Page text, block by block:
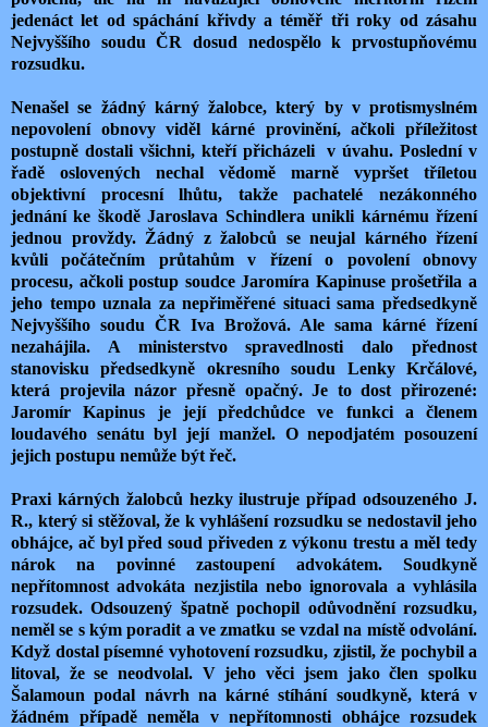
jedenáct let od spáchání křivdy a téměř tři roky od zásahu
Nejvyššího soudu ČR dosud nedospělo k prvostupňovému
rozsudku.
Nenašel se žádný kárný žalobce, který by v protismyslném
nepovolení obnovy viděl kárné provinění, ačkoli příležitost
postupně dostali všichni, kteří přicházeli v úvahu. Poslední v
řadě oslovených nechal vědomě marně vypršet tříletou
objektivní procesní lhůtu, takže pachatelé nezákonného
jednání ke škodě Jaroslava Schindlera unikli kárnému řízení
jednou provždy. Žádný z žalobců se neujal kárného řízení
kvůli počátečním průtahům v řízení o povolení obnovy
procesu, ačkoli postup soudce Jaromíra Kapinuse prošetřila a
jeho tempo uznala za nepřiměřené situaci sama předsedkyně
Nejvyššího soudu ČR Iva Brožová. Ale sama kárné řízení
nezahájila. A ministerstvo spravedlnosti dalo přednost
stanovisku předsedkyně okresního soudu Lenky Krčálové,
která projevila názor přesně opačný. Je to dost přirozené:
Jaromír Kapinus je její předchůdce ve funkci a členem
loudavého senátu byl její manžel. O nepodjatém posouzení
jejich postupu nemůže být řeč.
Praxi kárných žalobců hezky ilustruje případ odsouzeného J.
R., který si stěžoval, že k vyhlášení rozsudku se nedostavil jeho
obhájce, ač byl před soud přiveden z výkonu trestu a měl tedy
nárok na povinné zastoupení advokátem. Soudkyně
nepřítomnost advokáta nezjistila nebo ignorovala a vyhlásila
rozsudek. Odsouzený špatně pochopil odůvodnění rozsudku,
neměl se s kým poradit a ve zmatku se vzdal na místě odvolání.
Když dostal písemné vyhotovení rozsudku, zjistil, že pochybil a
litoval, že se neodvolal. V jeho věci jsem jako člen spolku
Šalamoun podal návrh na kárné stíhání soudkyně, která v
žádném případě neměla v nepřítomnosti obhájce rozsudek